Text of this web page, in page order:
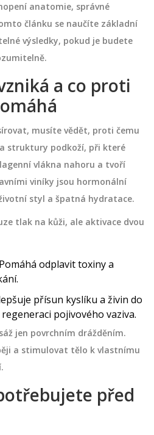
anatomie, správné
článku se naučíte základní
výsledky, pokud je budete
a co proti
musíte vědět, proti čemu
struktury podkoží, při které
vlákna nahoru a tvoří
viníky jsou hormonální
styl a špatná hydratace.
tlak na kůži, ale aktivace dvou
Pomáhá odplavit toxiny a
přísun kyslíku a živin do
pojivového vaziva.
jen povrchním drážděním.
a stimulovat tělo k vlastnímu
před